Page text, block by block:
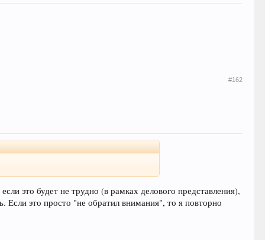
#162
это будет не трудно (в рамках делового представления),
это просто "не обратил внимания", то я повторно